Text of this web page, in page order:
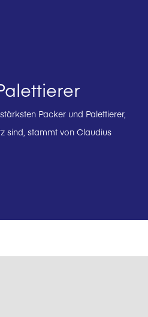
Packer und Palettierer,
sind, stammt von Claudius